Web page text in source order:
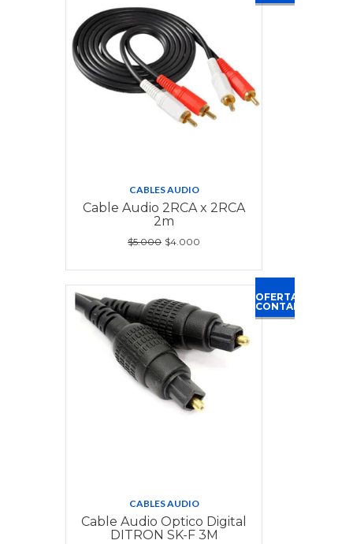
CABLES AUDIO
Cable Audio 2RCA x 2RCA
2m
$5.000 $4.000
OFERTA
CONTADO
CABLES AUDIO
Cable Audio Optico Digital
DITRON SK-F 3M